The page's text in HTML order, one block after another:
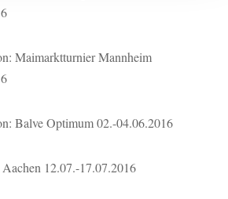
Maimarktturnier Mannheim
Balve Optimum 02.-04.06.2016
12.07.-17.07.2016